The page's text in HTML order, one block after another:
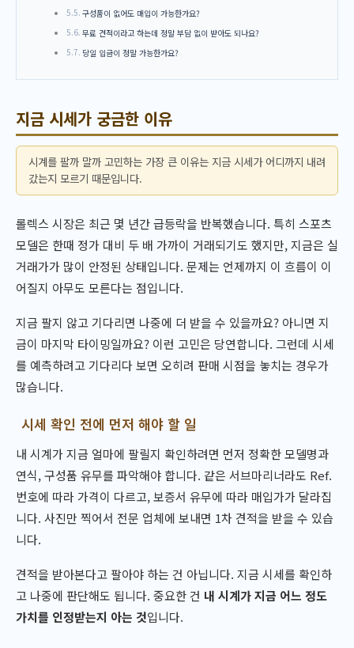
구성품이 없어도 매입이 가능한가요?
무료 견적이라고 하는데 정말 부담 없이 받아도 되나요?
당일 입금이 정말 가능한가요?
지금 시세가 궁금한 이유
시계를 팔까 말까 고민하는 가장 큰 이유는 지금 시세가 어디까지 내려
갔는지 모르기 때문입니다.
롤렉스 시장은 최근 몇 년간 급등락을 반복했습니다. 특히 스포츠
모델은 한때 정가 대비 두 배 가까이 거래되기도 했지만, 지금은 실
거래가가 많이 안정된 상태입니다. 문제는 언제까지 이 흐름이 이
어질지 아무도 모른다는 점입니다.
지금 팔지 않고 기다리면 나중에 더 받을 수 있을까요? 아니면 지
금이 마지막 타이밍일까요? 이런 고민은 당연합니다. 그런데 시세
를 예측하려고 기다리다 보면 오히려 판매 시점을 놓치는 경우가
많습니다.
시세 확인 전에 먼저 해야 할 일
내 시계가 지금 얼마에 팔릴지 확인하려면 먼저 정확한 모델명과
연식, 구성품 유무를 파악해야 합니다. 같은 서브마리너라도 Ref.
번호에 따라 가격이 다르고, 보증서 유무에 따라 매입가가 달라집
니다. 사진만 찍어서 전문 업체에 보내면 1차 견적을 받을 수 있습
니다.
견적을 받아본다고 팔아야 하는 건 아닙니다. 지금 시세를 확인하
고 나중에 판단해도 됩니다. 중요한 건 내 시계가 지금 어느 정도
가치를 인정받는지 아는 것입니다.